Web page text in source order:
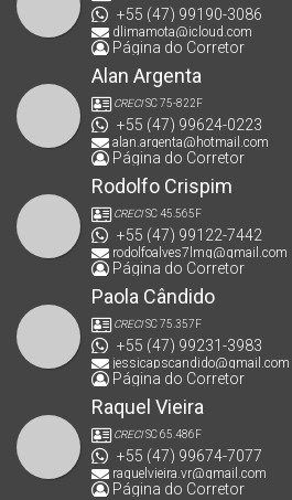
+55 (47) 99190-3086
dlimamota@icloud.com
Página do Corretor
Alan Argenta
CRECISC 75-822F
+55 (47) 99624-0223
alan.argenta@hotmail.com
Página do Corretor
Rodolfo Crispim
CRECISC 45.565F
+55 (47) 99122-7442
rodolfoalves7lmg@gmail.com
Página do Corretor
Paola Cândido
CRECISC 75.357F
+55 (47) 99231-3983
jessicapscandido@gmail.com
Página do Corretor
Raquel Vieira
CRECISC 65.486F
+55 (47) 99674-7077
raquelvieira.vr@gmail.com
Página do Corretor